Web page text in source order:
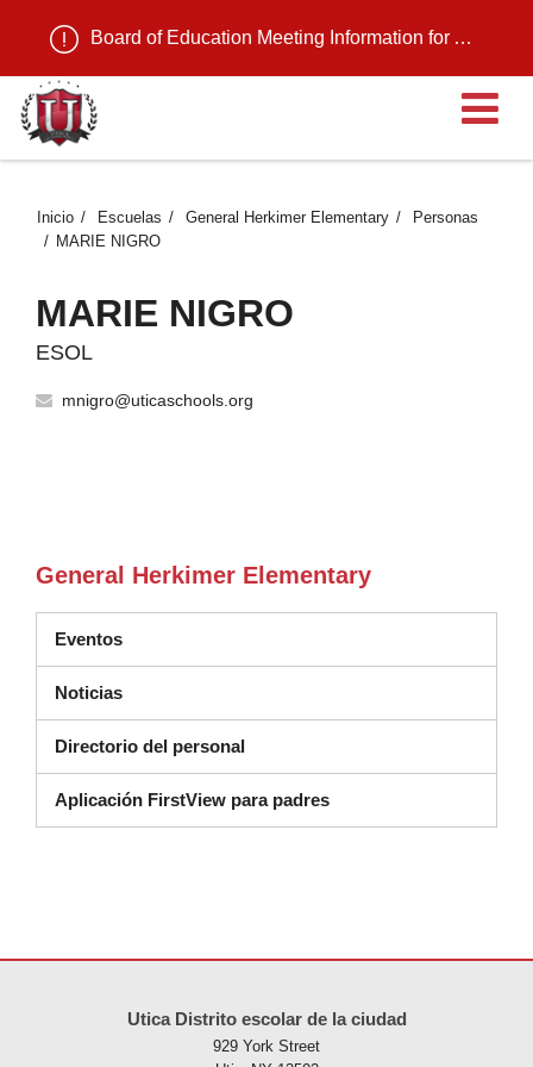
Board of Education Meeting Information for August 11, 2026
Inicio Escuelas General Herkimer Elementary
Personas
MARIE NIGRO
MARIE NIGRO
ESOL
mnigro@uticaschools.org
General Herkimer Elementary
Eventos
Noticias
Directorio del personal
Aplicación FirstView para padres
Utica Distrito escolar de la ciudad
929 York Street